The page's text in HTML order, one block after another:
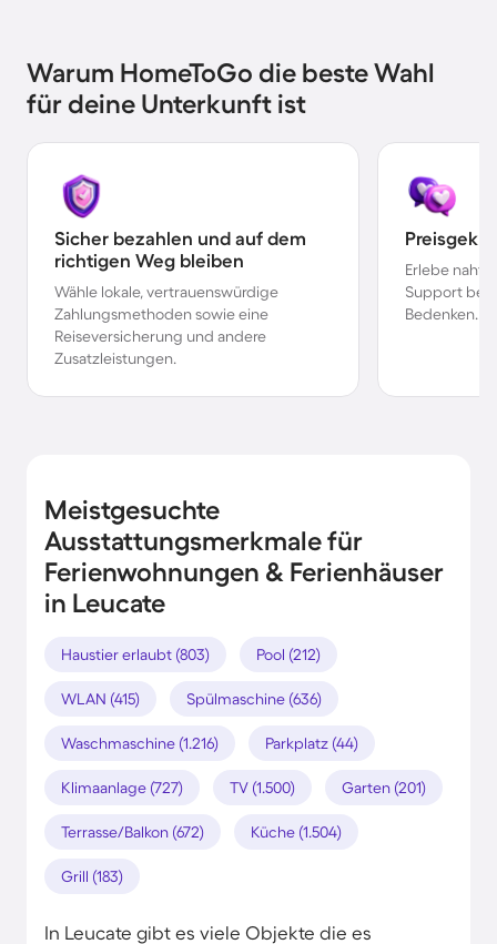
Warum HomeToGo die beste Wahl
für deine Unterkunft ist
Sicher bezahlen und auf dem
richtigen Weg bleiben
Wähle lokale, vertrauenswürdige
Zahlungsmethoden sowie eine
Reiseversicherung und andere
Zusatzleistungen.
Erlebe
Support bei
Bedenken.
Meistgesuchte
Ausstattungsmerkmale für
Ferienwohnungen & Ferienhäuser
in Leucate
Haustier erlaubt (803) Pool (212)
WLAN (415) Spülmaschine (636)
Waschmaschine (1.216) Parkplatz (44)
Klimaanlage (727) TV (1.500) Garten (201)
Terrasse/Balkon (672) Küche (1.504)
Grill (183)
In Leucate gibt es viele Objekte die es